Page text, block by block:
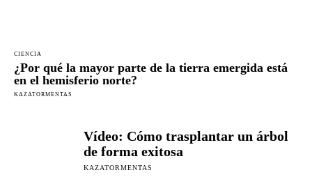
CIENCIA
¿Por qué la mayor parte de la tierra emergida está
en el hemisferio norte?
KAZATORMENTAS
Vídeo: Cómo trasplantar un árbol
de forma exitosa
KAZATORMENTAS